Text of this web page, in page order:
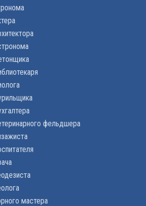
фельдшера
мастера